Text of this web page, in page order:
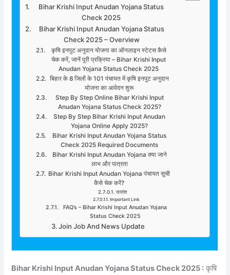
Bihar Krishi Input Anudan Yojana Status
Check 2025
Bihar Krishi Input Anudan Yojana Status
Check 2025 – Overview
कृषि इनपुट अनुदान योजना का ऑनलाइन स्टेटस कैसे
चेक करें, जानें पूरी प्रक्रिया – Bihar Krishi Input
Anudan Yojana Status Check 2025
बिहार के 8 जिलों के 101 पंचायत में कृषि इनपुट अनुदान
योजना का आवेदन शुरू
Step By Step Online Bihar Krishi Input
Anudan Yojana Status Check 2025?
Step By Step Bihar Krishi Input Anudan
Yojana Online Apply 2025?
Bihar Krishi Input Anudan Yojana Status
Check 2025 Required Documents
Bihar Krishi Input Anudan Yojana क्या जाने
लाभ और पात्रता
Bihar Krishi Input Anudan Yojana पंचायत सूची
कैसे चेक करें?
सारांश
Important Link
FAQ’s – Bihar Krishi Input Anudan Yojana
Status Check 2025
Join Job And News Update
Bihar Krishi Input Anudan Yojana Status Check 2025 : कृषि